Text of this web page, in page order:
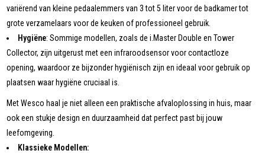
variërend van kleine pedaalemmers van 3 tot 5 liter voor de badkamer tot
grote verzamelaars voor de keuken of professioneel gebruik.
Hygiëne: Sommige modellen, zoals de i.Master Double en Tower
Collector, zijn uitgerust met een infraroodsensor voor contactloze
opening, waardoor ze bijzonder hygiënisch zijn en ideaal voor gebruik op
plaatsen waar hygiëne cruciaal is.
Met Wesco haal je niet alleen een praktische afvaloplossing in huis, maar
ook een stukje design en duurzaamheid dat perfect past bij jouw
leefomgeving.
Klassieke Modellen: